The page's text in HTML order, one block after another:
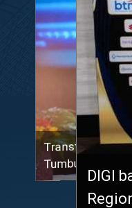
DIGI bank bjb
Regional Bank
Bank